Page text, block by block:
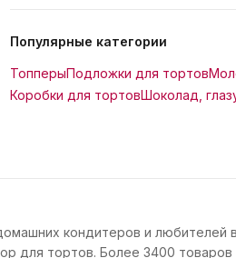
Популярные категории
ТопперыПодложки для тортов
Коробки для тортовШоколад,
кондитеров и любителей
для тортов. Более 3400 товаров